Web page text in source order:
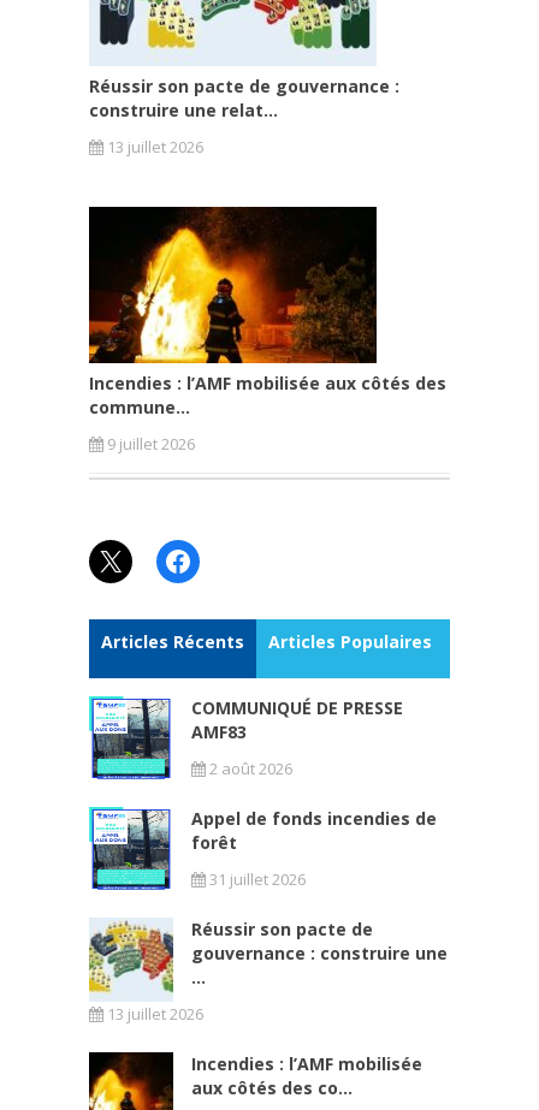
Réussir son pacte de gouvernance :
construire une relat...
13 juillet 2026
Incendies : l’AMF mobilisée aux côtés des
commune...
9 juillet 2026
X Facebook
Articles Récents Articles Populaires
COMMUNIQUÉ DE PRESSE
AMF83
2 août 2026
Appel de fonds incendies de
forêt
31 juillet 2026
Réussir son pacte de
gouvernance : construire une
...
13 juillet 2026
Incendies : l’AMF mobilisée
aux côtés des co...